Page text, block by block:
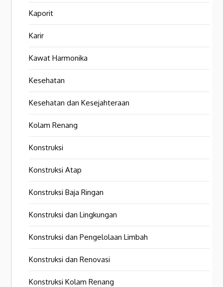
Kaporit
Karir
Kawat Harmonika
Kesehatan
Kesehatan dan Kesejahteraan
Kolam Renang
Konstruksi
Konstruksi Atap
Konstruksi Baja Ringan
Konstruksi dan Lingkungan
Konstruksi dan Pengelolaan Limbah
Konstruksi dan Renovasi
Konstruksi Kolam Renang